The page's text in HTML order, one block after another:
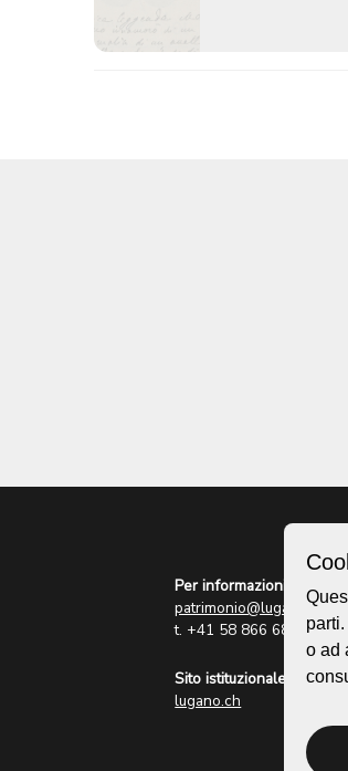
Per informazioni:
patrimonio@lugano.ch
t. +41 58 866 68 50
Sito istituzionale:
lugano.ch
o ad